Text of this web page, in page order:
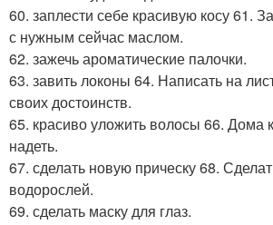
60. заплести себе красивую косу 61.
с нужным сейчас маслом.
62. зажечь ароматические палочки.
63. завить локоны 64. Написать на
своих достоинств.
65. красиво уложить волосы 66. Дома
надеть.
67. сделать новую прическу 68.
водорослей.
69. сделать маску для глаз.